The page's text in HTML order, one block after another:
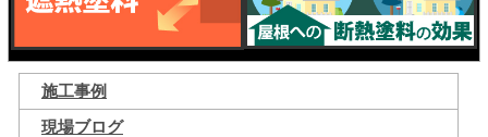
施工事例
現場ブログ